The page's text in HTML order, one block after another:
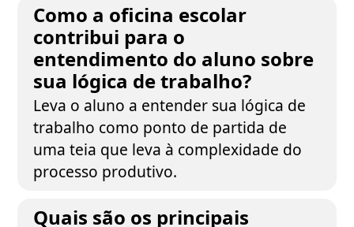
Como a oficina escolar
contribui para o
entendimento do aluno sobre
sua lógica de trabalho?
Leva o aluno a entender sua lógica de
trabalho como ponto de partida de
uma teia que leva à complexidade do
processo produtivo.
Quais são os principais